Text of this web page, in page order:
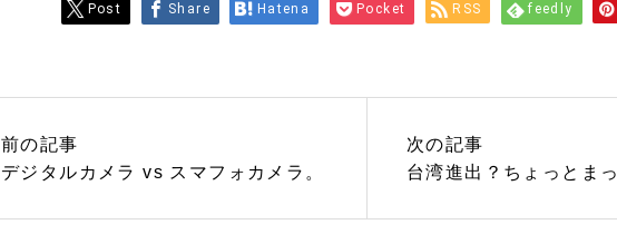
Post Share Hatena Pocket RSS feedly
デジタルカメラ vs スマフォカメラ。
前の記事
台湾進出？ちょっとま
次の記事